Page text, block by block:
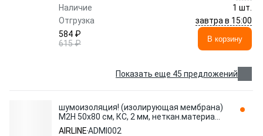
Наличие
1 шт.
Отгрузка
завтра в 15:00
584 ₽
615 ₽
В корзину
Показать еще 45 предложений
шумоизоляция! (изолирующая мембрана)
М2Н 50x80 см, КС, 2 мм, неткан.материал\
ADMI002 AIRLINE
AIRLINEADMI002